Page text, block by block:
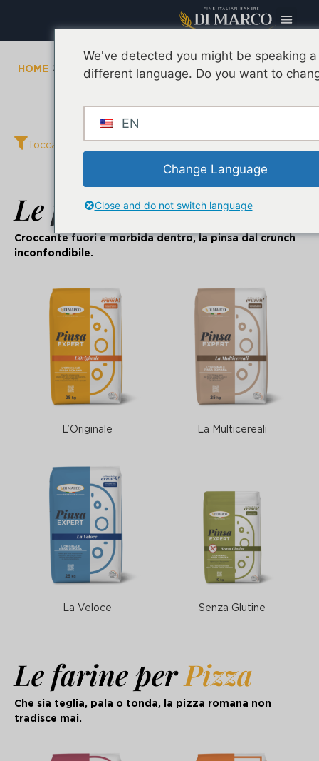
HOME > Le Farine
Tocca per aprire i filtri
Le farine perPinsa
Croccante fuori e morbida dentro, la pinsa dal crunch
inconfondibile.
L’Originale La Multicereali
La Veloce Senza Glutine
Le farine perPizza
Che sia teglia, pala o tonda, la pizza romana non
tradisce mai.
We've detected you might be speaking a
different language. Do you want to
EN
Change Language
Close and do not switch language